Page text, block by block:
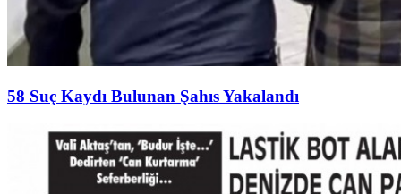
58 Suç Kaydı Bulunan Şahıs Yakalandı